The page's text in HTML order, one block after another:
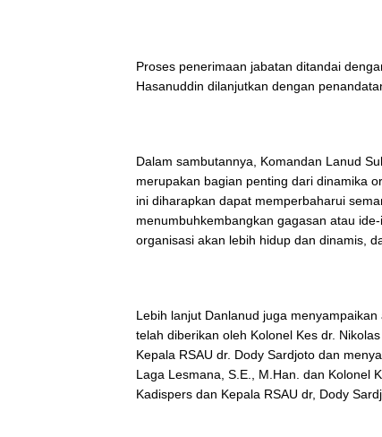
Proses penerimaan jabatan ditandai
Hasanuddin dilanjutkan dengan
Dalam sambutannya, Komandan Lanud
merupakan bagian penting dari dinamika
ini diharapkan dapat memperbaharui
menumbuhkembangkan gagasan atau
organisasi akan lebih hidup dan dinamis,
Lebih lanjut Danlanud juga
telah diberikan oleh Kolonel Kes dr.
Kepala RSAU dr. Dody Sardjoto dan
Laga Lesmana, S.E., M.Han. dan Kolonel
Kadispers dan Kepala RSAU dr, Dody